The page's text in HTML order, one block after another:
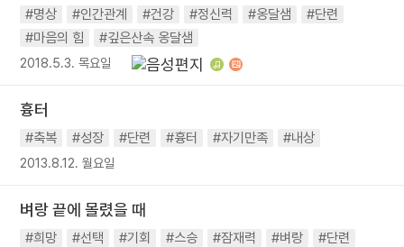
#명상 #인간관계 #건강 #정신력 #옹달샘
#단련
#마음의 힘
#깊은산속 옹달샘
2018.5.3. 목요일
흉터
#축복 #성장 #단련 #흉터 #자기만족 #내상
2013.8.12. 월요일
벼랑 끝에 몰렸을 때
#희망 #선택 #기회 #스승 #잠재력 #벼랑 #단련